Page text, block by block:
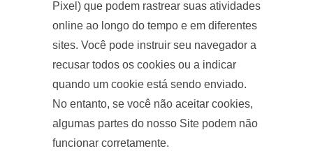
Pixel) que podem rastrear suas atividades
online ao longo do tempo e em diferentes
sites. Você pode instruir seu navegador a
recusar todos os cookies ou a indicar
quando um cookie está sendo enviado.
No entanto, se você não aceitar cookies,
algumas partes do nosso Site podem não
funcionar corretamente.